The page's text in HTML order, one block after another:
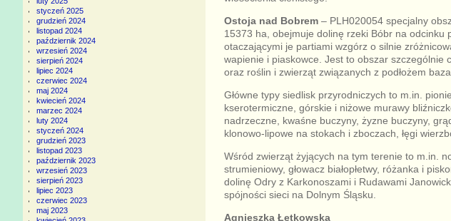
Ostoja nad Bobrem– PLH020054 specjalny
15373 ha, obejmuje dolinę rzeki Bóbr na odcinku
otaczającymi je partiami wzgórz o silnie
wapienie i piaskowce. Jest to obszar szczególnie
oraz roślin i zwierząt związanych z podłożem
Główne typy siedlisk przyrodniczych to m.in.
kserotermiczne, górskie i niżowe murawy
nadrzeczne, kwaśne buczyny, żyzne buczyny,
klonowo-lipowe na stokach i zboczach, łęgi
Wśród zwierząt żyjących na tym terenie to m.in.
strumieniowy, głowacz białopłetwy, różanka i
dolinę Odry z Karkonoszami i Rudawami
spójności sieci na Dolnym Śląsku.
Agnieszka Łętkowska
styczeń 2025
grudzień 2024
listopad 2024
październik 2024
wrzesień 2024
sierpień 2024
lipiec 2024
czerwiec 2024
maj 2024
kwiecień 2024
marzec 2024
luty 2024
styczeń 2024
grudzień 2023
listopad 2023
październik 2023
wrzesień 2023
sierpień 2023
lipiec 2023
czerwiec 2023
maj 2023